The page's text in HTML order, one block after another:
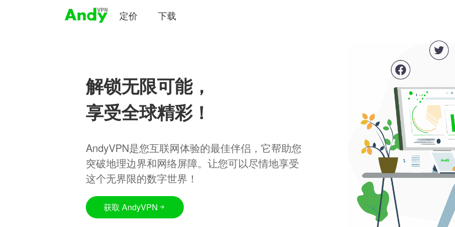
定价 下载
解锁无限可能，
享受全球精彩！
AndyVPN是您互联网体验的最佳伴侣，它帮助您
突破地理边界和网络屏障。让您可以尽情地享受
这个无界限的数字世界！
获取 AndyVPN